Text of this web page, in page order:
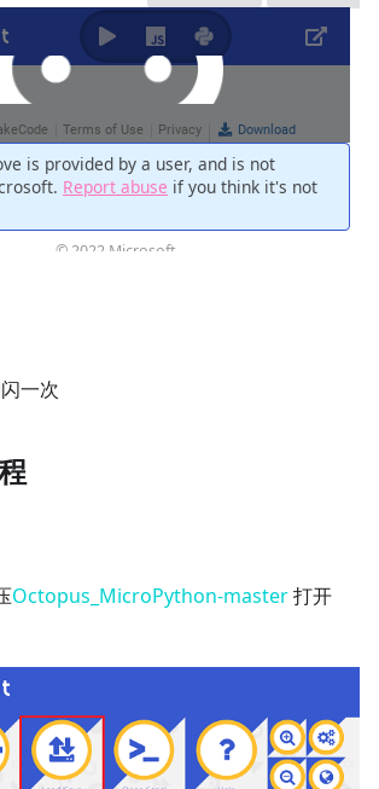
一次
Octopus_MicroPython-master打开